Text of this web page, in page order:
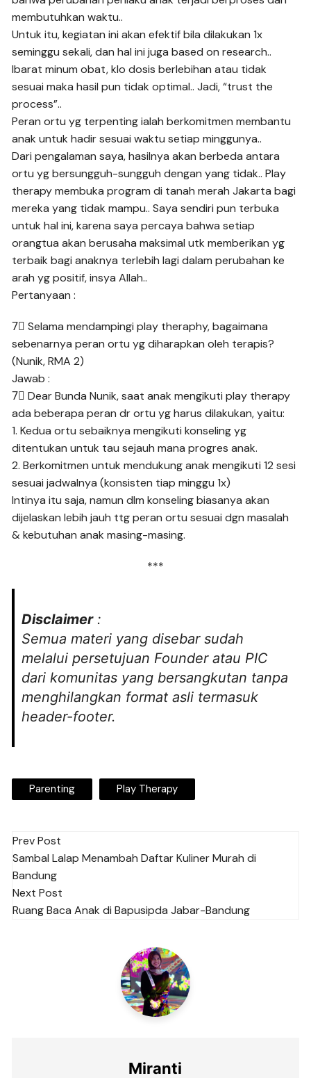
membutuhkan waktu..
Untuk itu, kegiatan ini akan efektif bila dilakukan 1x
seminggu sekali, dan hal ini juga based on research..
Ibarat minum obat, klo dosis berlebihan atau tidak
sesuai maka hasil pun tidak optimal.. Jadi, “trust the
process”..
Peran ortu yg terpenting ialah berkomitmen membantu
anak untuk hadir sesuai waktu setiap minggunya..
Dari pengalaman saya, hasilnya akan berbeda antara
ortu yg bersungguh-sungguh dengan yang tidak.. Play
therapy membuka program di tanah merah Jakarta bagi
mereka yang tidak mampu.. Saya sendiri pun terbuka
untuk hal ini, karena saya percaya bahwa setiap
orangtua akan berusaha maksimal utk memberikan yg
terbaik bagi anaknya terlebih lagi dalam perubahan ke
arah yg positif, insya Allah..
Pertanyaan :
7⃣ Selama mendampingi play theraphy, bagaimana
sebenarnya peran ortu yg diharapkan oleh terapis?
(Nunik, RMA 2)
Jawab :
7⃣ Dear Bunda Nunik, saat anak mengikuti play therapy
ada beberapa peran dr ortu yg harus dilakukan, yaitu:
1. Kedua ortu sebaiknya mengikuti konseling yg
ditentukan untuk tau sejauh mana progres anak.
2. Berkomitmen untuk mendukung anak mengikuti 12 sesi
sesuai jadwalnya (konsisten tiap minggu 1x)
Intinya itu saja, namun dlm konseling biasanya akan
dijelaskan lebih jauh ttg peran ortu sesuai dgn masalah
& kebutuhan anak masing-masing.
***
Disclaimer:
Semua materi yang disebar sudah
melalui persetujuan Founder atau PIC
dari komunitas yang bersangkutan tanpa
menghilangkan format asli termasuk
header-footer.
Parenting Play Therapy
Post
navigation
Prev Post
Sambal Lalap Menambah Daftar Kuliner Murah di
Bandung
Next Post
Ruang Baca Anak di Bapusipda Jabar-Bandung
Miranti